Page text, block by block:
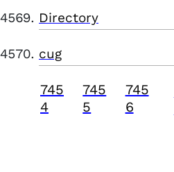
Directory
cug
745
4
745
5
745
6